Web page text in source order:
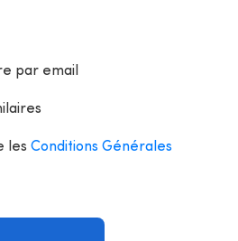
par email
les Conditions Générales